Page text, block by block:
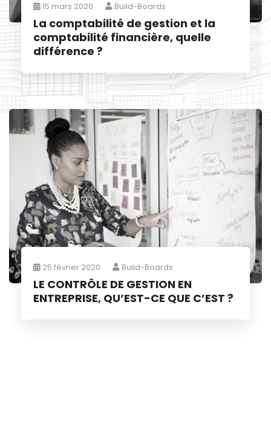
15 mars 2020 Build-Boards
La comptabilité de gestion et la
comptabilité financière, quelle
différence ?
25 février 2020 Build-Boards
LE CONTRÔLE DE GESTION EN
ENTREPRISE, QU’EST-CE QUE C’EST ?